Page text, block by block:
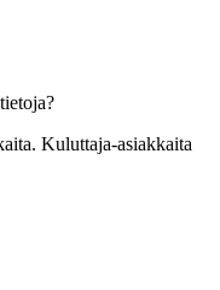
Kuluttaja-asiakkaita